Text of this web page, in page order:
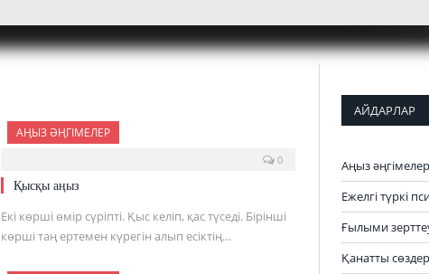
АҢЫЗ ӘҢГІМЕЛЕР
0
Қысқы аңыз
Екі көрші өмір сүріпті. Қыс келіп, қас түседі. Бірінші
көрші таң ертемен күрегін алып есіктің…
АЙДАРЛАР
Аңыз әңгімелер
Ежелгі түркі
Ғылыми
Қанатты сөздер